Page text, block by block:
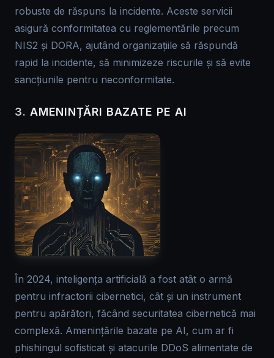
robuste de răspuns la incidente. Aceste servicii
asigură conformitatea cu reglementările precum
NIS2 și DORA, ajutând organizațiile să răspundă
rapid la incidente, să minimizeze riscurile și să evite
sancțiunile pentru neconformitate.
3. AMENINȚĂRI BAZATE PE AI
În 2024, inteligența artificială a fost atât o armă
pentru infractorii cibernetici, cât și un instrument
pentru apărători, făcând securitatea cibernetică mai
complexă. Amenințările bazate pe AI, cum ar fi
phishingul sofisticat și atacurile DDoS alimentate de